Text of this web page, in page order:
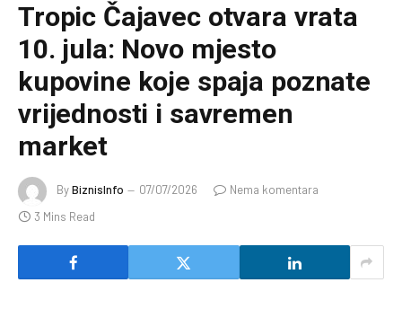
Tropic Čajavec otvara vrata
10. jula: Novo mjesto
kupovine koje spaja poznate
vrijednosti i savremen
market
ByBiznisInfo 07/07/2026
Nema komentara
3 Mins Read